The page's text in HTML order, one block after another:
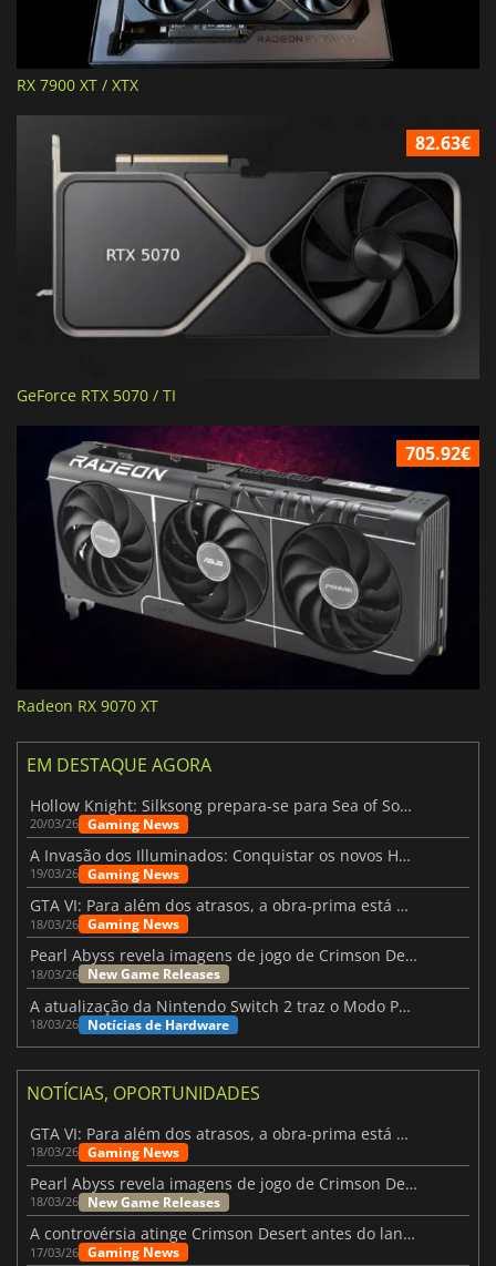
RX 7900 XT / XTX
82.63€
GeForce RTX 5070 / TI
705.92€
Radeon RX 9070 XT
EM DESTAQUE AGORA
Hollow Knight: Silksong prepara-se para Sea of Sorrow com um patch
20/03/26 Gaming News
A Invasão dos Illuminados: Conquistar os novos Helldivers 2 Atualização!
19/03/26 Gaming News
GTA VI: Para além dos atrasos, a obra-prima está quase a chegar
18/03/26 Gaming News
Pearl Abyss revela imagens de jogo de Crimson Desert para a PS5
18/03/26 New Game Releases
A atualização da Nintendo Switch 2 traz o Modo Portátil aos jogos mais antigos da Switch
18/03/26 Notícias de Hardware
NOTÍCIAS, OPORTUNIDADES
GTA VI: Para além dos atrasos, a obra-prima está quase a chegar
18/03/26 Gaming News
Pearl Abyss revela imagens de jogo de Crimson Desert para a PS5
18/03/26 New Game Releases
A controvérsia atinge Crimson Desert antes do lançamento
17/03/26 Gaming News